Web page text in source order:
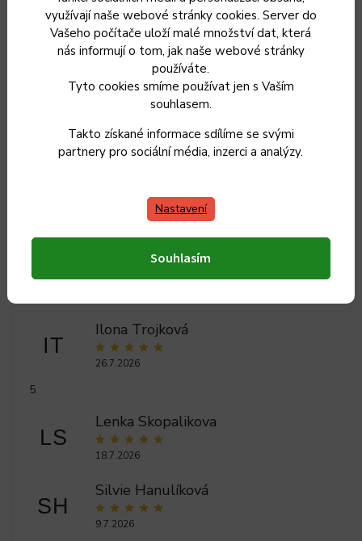
využívají naše webové stránky cookies. Server do
Vašeho počítače uloží malé množství dat, která
nás informují o tom, jak naše webové stránky
používáte.
Tyto cookies smíme používat jen s Vaším
souhlasem.
Takto získané informace sdílíme se svými
partnery pro sociální média, inzerci a analýzy.
Nastavení
Souhlasím
Doplňky do kuchyně
Hmotnost: 0.2 kg
IT
Ilona Trojková
26.7.2026
5
LS
Lenka Skopalikova
18.7.2026
SH
Silvie Hanulíková
9.7.2026